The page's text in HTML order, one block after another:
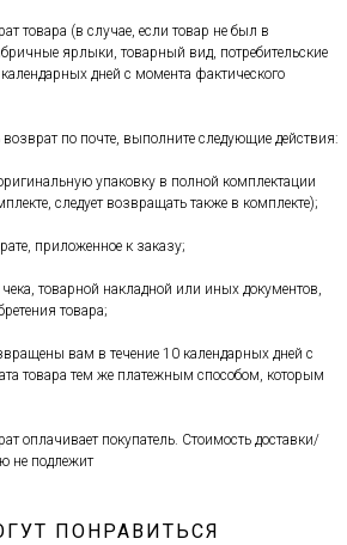
товара (в случае, если товар не был в
ярлыки, товарный вид, потребительские
дней с момента фактического
по почте, выполните следующие действия:
упаковку в полной комплектации
следует возвращать также в комплекте);
приложенное к заказу;
товарной накладной или иных документов,
товара;
вам в течение 10 календарных дней с
товара тем же платежным способом, которым
оплачивает покупатель. Стоимость доставки/
не подлежит
ПОНРАВИТЬСЯ